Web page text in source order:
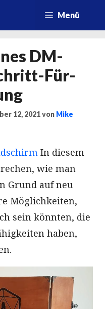
Menü
DM-
Für-
12, 2021von Mike
In diesem
wie man
Grund auf neu
Möglichkeiten,
sein könnten, die
haben,